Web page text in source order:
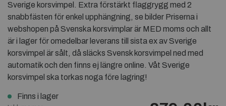
Sverige korsvimpel. Extra förstärkt flaggrygg med 2
snabbfästen för enkel upphängning, se bilder Priserna i
webshopen på Svenska korsvimplar är MED moms och allt
är i lager för omedelbar leverans till sista ex av Sverige
korsvimpel är sålt, då släcks Svensk korsvimpel ned med
automatik och den finns ej längre online. Våt Sverige
korsvimpel ska torkas noga före lagring!
Finns i lager